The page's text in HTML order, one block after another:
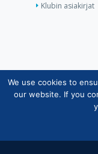
Klubin asiakirjat
Copyright
We use cookies to
our website. If you